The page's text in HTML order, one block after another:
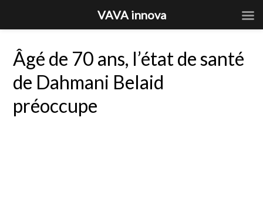
Âgé de 70 ans, l’état de santé
de Dahmani Belaid
préoccupe
VAVA innova